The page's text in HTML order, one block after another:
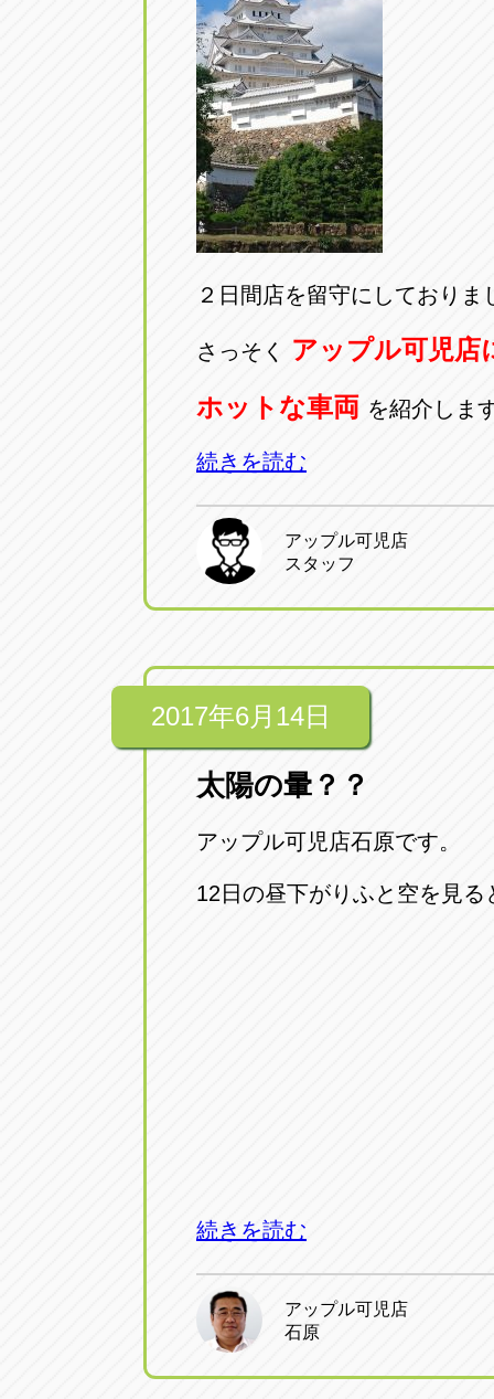
２日間店を留守にしておりま
さっそく アップル可児店
ホットな車両 を紹介しま
続きを読む
アップル可児店
スタッフ
2017年6月14日
太陽の暈？？
アップル可児店石原です。
12日の昼下がりふと空を見る
続きを読む
アップル可児店
石原